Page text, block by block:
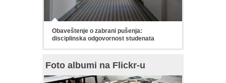
Obaveštenje o zabrani pušenja:
disciplinska odgovornost studenata
Foto albumi na Flickr-u